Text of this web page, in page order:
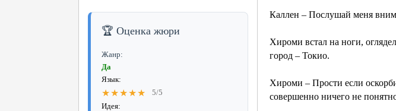
🏆 Оценка жюри
Жанр:
Да
Язык:
★★★★★
5/5
Идея:
Каллен – Послушай меня
Хироми встал на ноги,
город – Токио.
Хироми – Прости если
совершенно ничего не